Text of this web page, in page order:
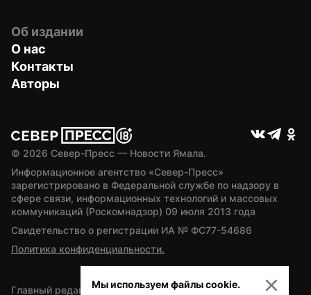
Об издании
О нас
Контакты
Авторы
© 2026 Север-Пресс — Новости Ямала.
Информационное агентство «Север-Пресс»
зарегистрировано в Федеральной службе по надзору в
сфере связи, информационных технологий и массовых
коммуникаций (Роскомнадзор) 09 июля 2013 года
Свидетельство о регистрации ИА № ФС77-54686
Политика конфиденциальности.
Главный редактор — А.Л. Поздеев
Мы используем файлы cookie.